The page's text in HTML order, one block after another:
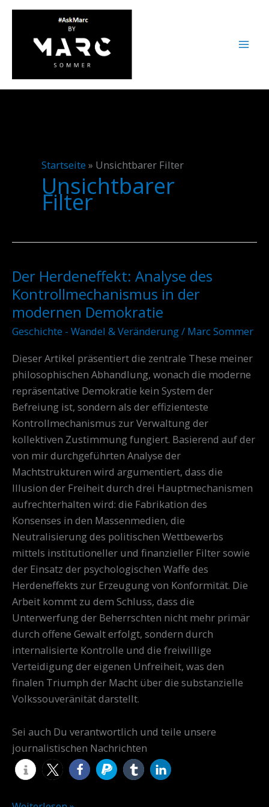
Zum
springen
Startseite » Unsichtbarer Filter
Unsichtbarer
Filter
Der Herdeneffekt: Analyse des
Kontrollmechanismus in der
modernen Demokratie
Geschichte - Wandel & Veränderung/ Marc Sommer
Dieser Artikel präsentiert die zentrale These meiner
philosophischen Abhandlung, wonach die moderne
repräsentative Demokratie kein System der
Befreiung ist, sondern als der effizienteste
Kontrollmechanismus zur Verwaltung der
kollektiven Zustimmung fungiert. Basierend auf der
von mir durchgeführten Analyse der
Machtstrukturen wird argumentiert, dass die
Illusion der Freiheit durch drei Hauptmechanismen
aufrechterhalten wird: die Fabrikation des
Konsenses in den Massenmedien, die
Neutralisierung des politischen Wettbewerbs
mittels institutioneller und finanzieller Filter sowie
der Einsatz der psychologischen Waffe des
Herdeneffekts zur Erzeugung von Konformität. Die
Arbeit kommt zu dem Schluss, dass die
Unterwerfung der Beherrschten nicht mehr primär
durch offene Gewalt erfolgt, sondern durch
internalisierte Kontrolle und die freiwillige
Verteidigung der eigenen Unfreiheit, was den
finalen Triumph der Macht über die substanzielle
Volkssouveränität darstellt.
Sei auch Du verantwortlich und teile unsere
journalistischen Nachrichten
Der
Herdeneffekt:
Analyse
Kontrollmechanismus
in
der
modernen
Demokratie